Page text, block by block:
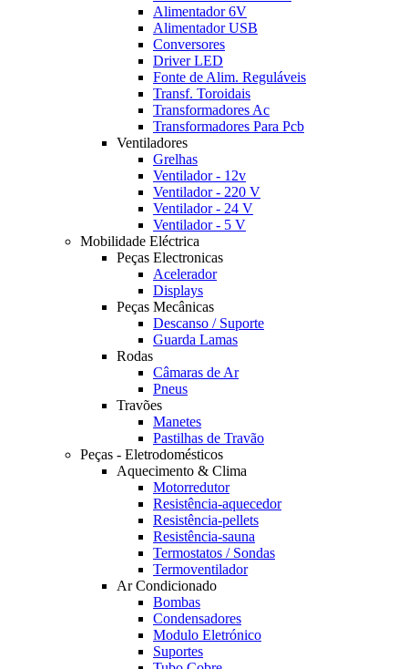
Alimentador 6V
Alimentador USB
Conversores
Driver LED
Fonte de Alim. Reguláveis
Transf. Toroidais
Transformadores Ac
Transformadores Para Pcb
Ventiladores
Grelhas
Ventilador - 12v
Ventilador - 220 V
Ventilador - 24 V
Ventilador - 5 V
Mobilidade Eléctrica
Peças Electronicas
Acelerador
Displays
Peças Mecânicas
Descanso / Suporte
Guarda Lamas
Rodas
Câmaras de Ar
Pneus
Travões
Manetes
Pastilhas de Travão
Peças - Eletrodomésticos
Aquecimento & Clima
Motorredutor
Resistência-aquecedor
Resistência-pellets
Resistência-sauna
Termostatos / Sondas
Termoventilador
Ar Condicionado
Bombas
Condensadores
Modulo Eletrónico
Suportes